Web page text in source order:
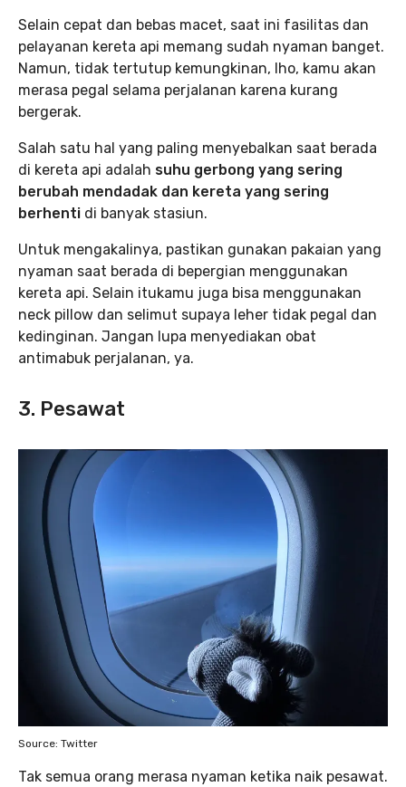
Selain cepat dan bebas macet, saat ini fasilitas dan
pelayanan kereta api memang sudah nyaman banget.
Namun, tidak tertutup kemungkinan, lho, kamu akan
merasa pegal selama perjalanan karena kurang
bergerak.
Salah satu hal yang paling menyebalkan saat berada
di kereta api adalah suhu gerbong yang sering
berubah mendadak dan kereta yang sering
berhenti di banyak stasiun.
Untuk mengakalinya, pastikan gunakan pakaian yang
nyaman saat berada di bepergian menggunakan
kereta api. Selain itukamu juga bisa menggunakan
neck pillow dan selimut supaya leher tidak pegal dan
kedinginan. Jangan lupa menyediakan obat
antimabuk perjalanan, ya.
3. Pesawat
Source: Twitter
Tak semua orang merasa nyaman ketika naik pesawat.